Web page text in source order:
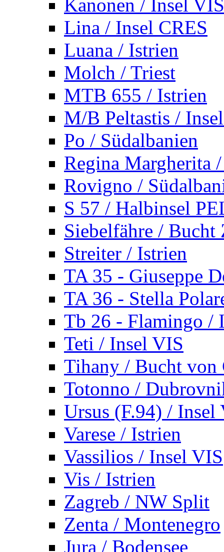
Kanonen / Insel VIS
Lina / Insel CRES
Luana / Istrien
Molch / Triest
MTB 655 / Istrien
M/B Peltastis /
Po / Südalbanien
Regina Margherita
Rovigno /
S 57 / Halbinsel
Siebelfähre / Bucht
Streiter / Istrien
TA 35 - Giuseppe
TA 36 - Stella
Tb 26 - Flamingo /
Teti / Insel VIS
Tihany / Bucht von
Totonno /
Ursus (F.94) / Insel
Varese / Istrien
Vassilios / Insel VIS
Vis / Istrien
Zagreb / NW Split
Zenta / Montenegro
Jura / Bodensee